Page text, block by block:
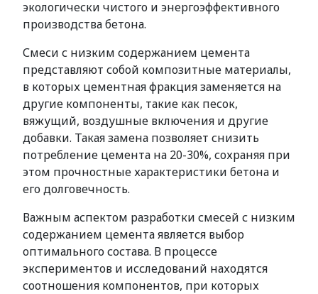
экологически чистого и энергоэффективного
производства бетона.
Смеси с низким содержанием цемента
представляют собой композитные материалы,
в которых цементная фракция заменяется на
другие компоненты, такие как песок,
вяжущий, воздушные включения и другие
добавки. Такая замена позволяет снизить
потребление цемента на 20-30%, сохраняя при
этом прочностные характеристики бетона и
его долговечность.
Важным аспектом разработки смесей с низким
содержанием цемента является выбор
оптимального состава. В процессе
экспериментов и исследований находятся
соотношения компонентов, при которых